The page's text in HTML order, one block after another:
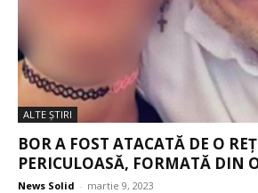
ALTE ŞTIRI
BOR A FOST ATACATĂ DE O
PERICULOASĂ, FORMATĂ DIN
News Solid - martie 9, 2023